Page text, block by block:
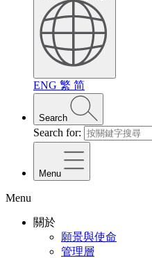
ENG 繁 简
Search
Search for:
Menu
Menu
關於
願景與使命
管理層